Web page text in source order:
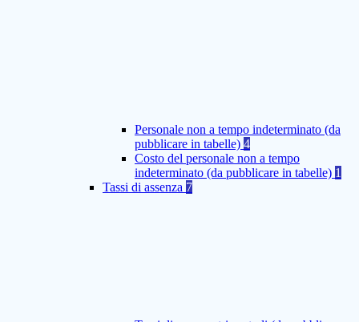
Personale non a tempo indeterminato (da
pubblicare in tabelle) 4
Costo del personale non a tempo
indeterminato (da pubblicare in tabelle) 1
Tassi di assenza 7